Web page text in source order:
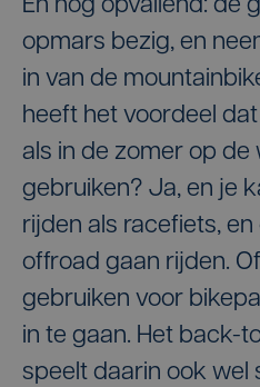
En nog opvallend: de
opmars bezig, en
in van de
heeft het voordeel
als in de zomer op de
gebruiken? Ja, en je
rijden als racefiets,
offroad gaan rijden.
gebruiken voor
in te gaan. Het back-
speelt daarin ook wel